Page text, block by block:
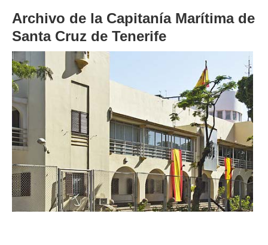
Archivo de la Capitanía Marítima de
Santa Cruz de Tenerife